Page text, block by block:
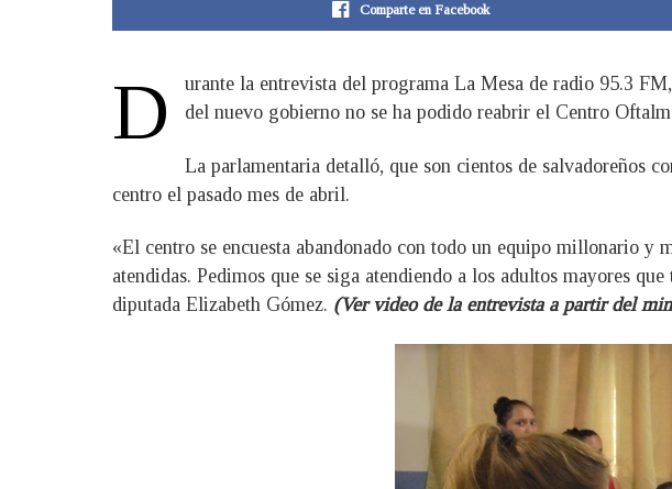
Comparte en Facebook
D
urante la entrevista del programa La Mesa de radio 95.3
del nuevo gobierno no se ha podido reabrir el Centro
La parlamentaria detalló, que son cientos de salvadoreños
centro el pasado mes de abril.
«El centro se encuesta abandonado con todo un equipo millonario y
atendidas. Pedimos que se siga atendiendo a los adultos mayores
diputada Elizabeth Gómez. (Ver video de la entrevista a partir del